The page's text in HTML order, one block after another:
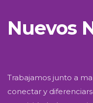
Nuevos
Trabajamos junto a
conectar y